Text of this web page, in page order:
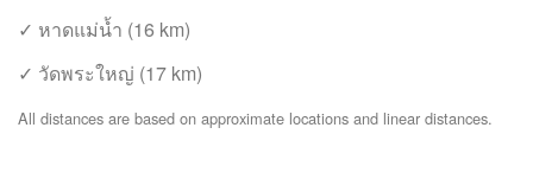
✓ หาดแม่น้ำ (16 km)
✓ วัดพระใหญ่ (17 km)
All distances are based on approximate locations and linear distances.